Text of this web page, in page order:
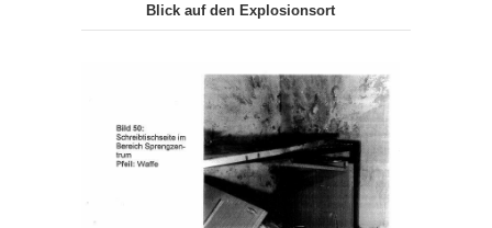
Blick auf den Explosionsort